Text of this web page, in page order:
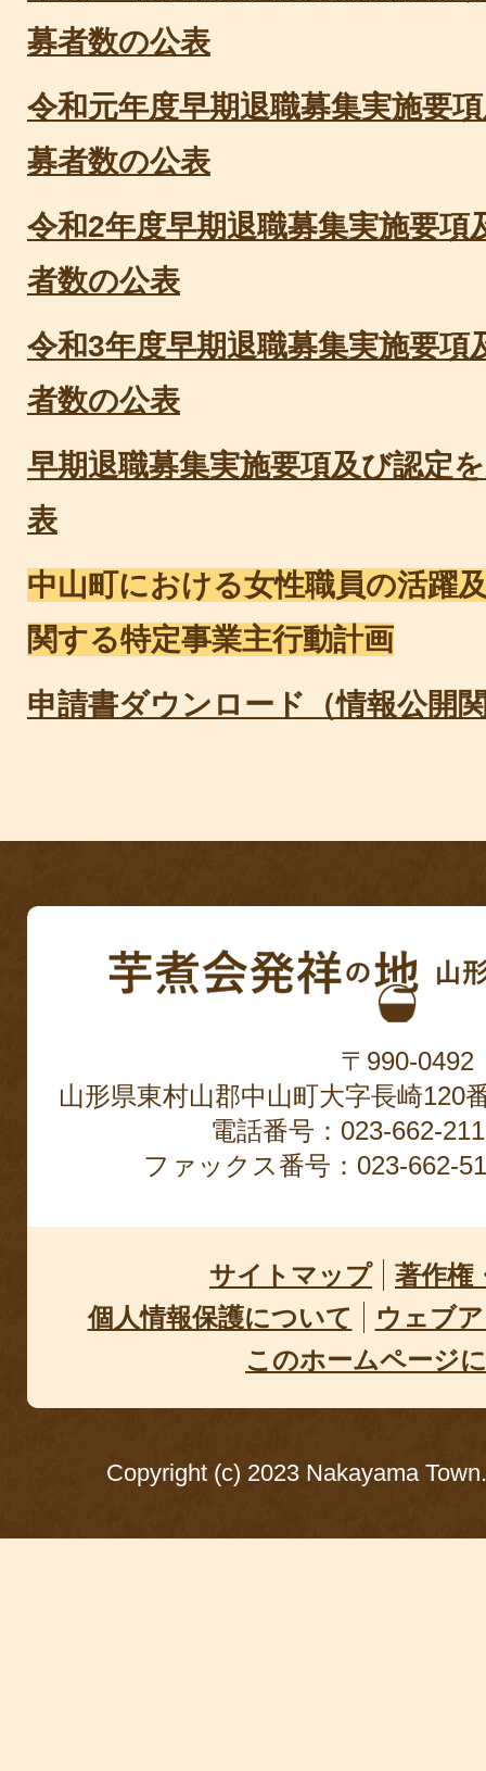
募者数の公表
令和元年度早期退職募集実施要
募者数の公表
令和2年度早期退職募集実施要項
者数の公表
令和3年度早期退職募集実施要項
者数の公表
早期退職募集実施要項及び認定
表
中山町における女性職員の活躍
関する特定事業主行動計画
申請書ダウンロード（情報公開
〒990-0492
山形県東村山郡中山町大字長崎120
電話番号：023-662-
ファックス番号：023-662-
サイトマップ
著作権
個人情報保護について
ウェブ
このホームページ
Copyright (c) 2023 Nakayama